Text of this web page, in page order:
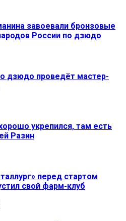
завоевали бронзовые
России по дзюдо
дзюдо проведёт мастер-
укрепился, там есть
Разин
перед стартом
свой фарм-клуб